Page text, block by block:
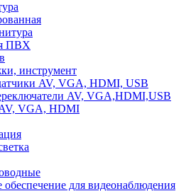
ПВХ
инструмент
AV, VGA, HDMI, USB
AV, VGA,HDMI,USB
VGA, HDMI
для видеонаблюдения